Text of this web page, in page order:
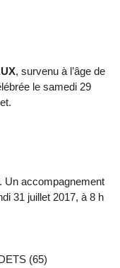
, survenu à l’âge de
le samedi 29
. Un accompagnement
31 juillet 2017, à 8 h
(65)